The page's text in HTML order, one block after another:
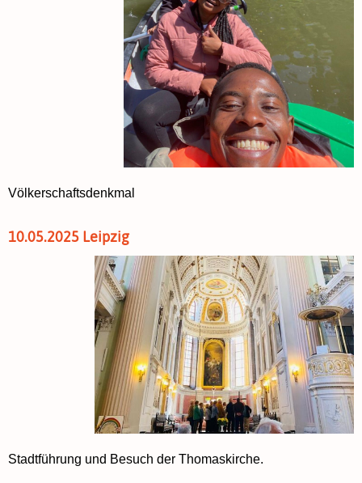
Völkerschaftsdenkmal
10.05.2025 Leipzig
Stadtführung und Besuch der Thomaskirche.